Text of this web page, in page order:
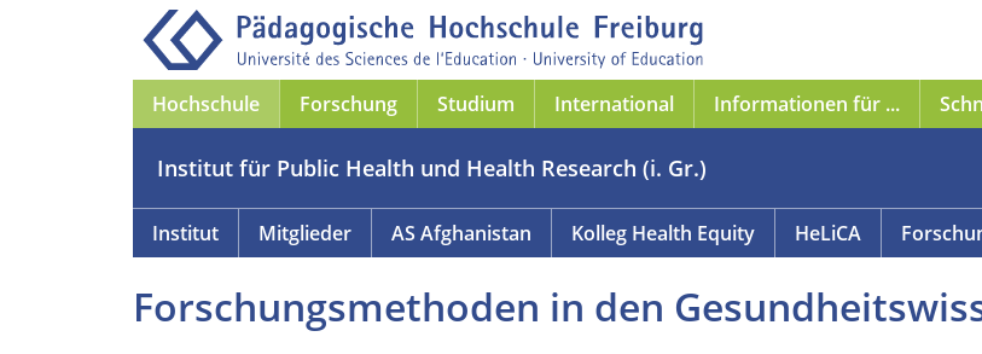
Hochschule Forschung Studium International Informationen für ...
Institut für Public Health und Health Research (i. Gr.)
Institut Mitglieder AS Afghanistan Kolleg Health Equity HeLiCA
Forschungsmethoden in den